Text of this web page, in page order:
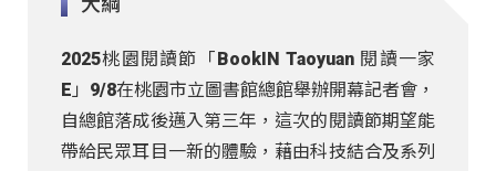
2025桃園閱讀節「BookIN Taoyuan 閱讀一家
E」9/8在桃園市立圖書館總館舉辦開幕記者會，
自總館落成後邁入第三年，這次的閱讀節期望能
帶給民眾耳目一新的體驗，藉由科技結合及系列